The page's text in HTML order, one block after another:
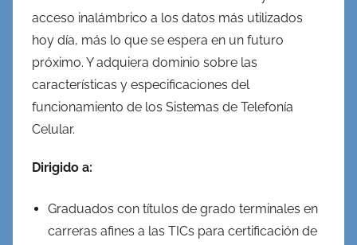
acceso inalámbrico a los datos más utilizados
hoy día, más lo que se espera en un futuro
próximo. Y adquiera dominio sobre las
características y especificaciones del
funcionamiento de los Sistemas de Telefonía
Celular.
Dirigido a:
Graduados con títulos de grado terminales en
carreras afines a las TICs para certificación de